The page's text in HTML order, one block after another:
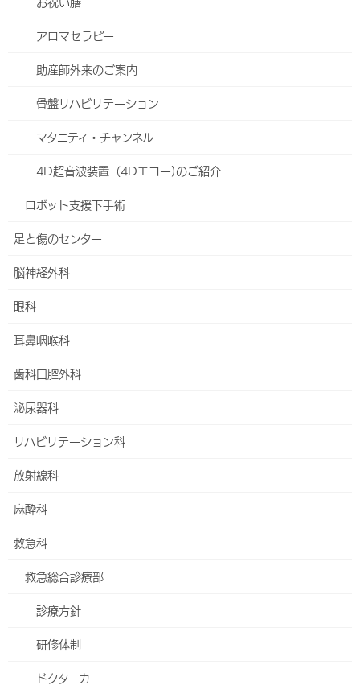
心療内科
外科
小児外科
ヘルニアセンター
食道外科
大腸・肛門外科
血管外科
整形外科
脊椎外来
股関節外来
スポーツ関節鏡センター（膝関節外科）
関節リウマチ科
乳腺外科センター
形成外科
リンパ浮腫看護外来
陥入爪・巻き爪の治療について
産婦人科
東館4階・5階のご案内
妊娠・ご出産
小児科のご案内
お祝い膳
アロマセラピー
助産師外来のご案内
骨盤リハビリテーション
マタニティ・チャンネル
4D超音波装置（4Dエコー)のご紹介
ロボット支援下手術
足と傷のセンター
脳神経外科
眼科
耳鼻咽喉科
歯科口腔外科
泌尿器科
リハビリテーション科
放射線科
麻酔科
救急科
救急総合診療部
診療方針
研修体制
ドクターカー